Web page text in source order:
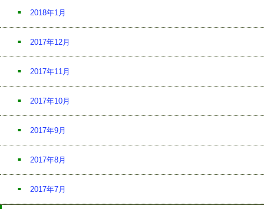
2018年1月
2017年12月
2017年11月
2017年10月
2017年9月
2017年8月
2017年7月